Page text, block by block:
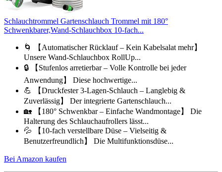
Schlauchtrommel Gartenschlauch Trommel mit 180°
Schwenkbarer,Wand-Schlauchbox 10-fach...
🌀 【Automatischer Rücklauf – Kein Kabelsalat mehr】
Unsere Wand-Schlauchbox RollUp...
🔒 【Stufenlos arretierbar – Volle Kontrolle bei jeder
Anwendung】 Diese hochwertige...
💪 【Druckfester 3-Lagen-Schlauch – Langlebig &
Zuverlässig】 Der integrierte Gartenschlauch...
🏡 【180° Schwenkbar – Einfache Wandmontage】 Die
Halterung des Schlauchaufrollers lässt...
💦 【10-fach verstellbare Düse – Vielseitig &
Benutzerfreundlich】 Die Multifunktionsdüse...
Bei Amazon kaufen